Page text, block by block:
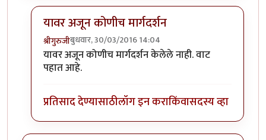
यावर अजून कोणीच मार्गदर्शन
श्रीगुरुजीबुधवार, 30/03/2016 14:04
In reply toखरडवहीतील खरडी डीलिट करताby
यावर अजून कोणीच मार्गदर्शन केलेले नाही. वाट
पहात आहे.
प्रतिसाद देण्यासाठीलॉग इन कराकिंवासदस्य व्हा